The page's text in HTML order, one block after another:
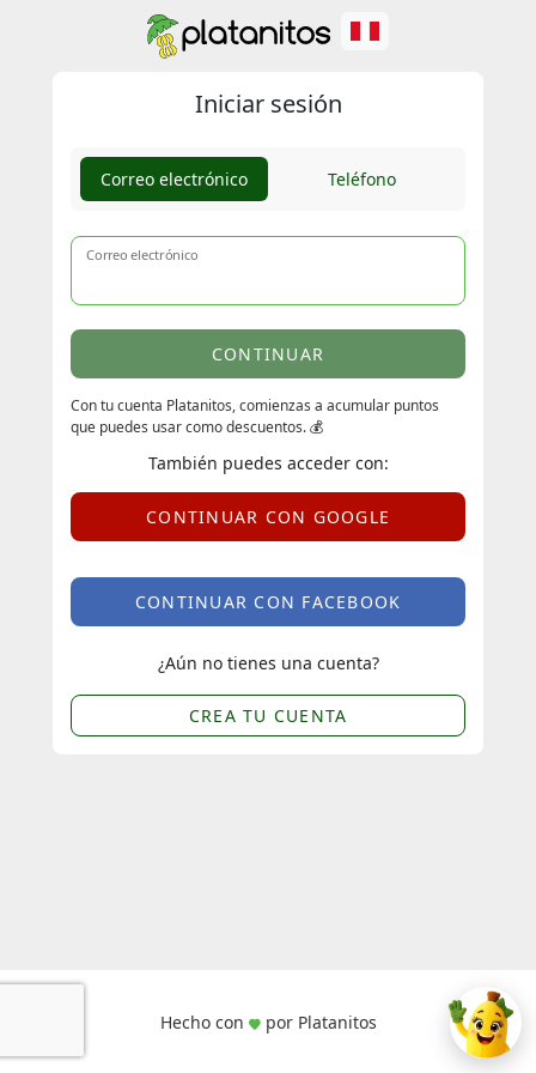
Iniciar sesión
Correo electrónico Teléfono
Correo electrónico
CONTINUAR
Con tu cuenta Platanitos, comienzas a acumular puntos
que puedes usar como descuentos. 💰
También puedes acceder con:
CONTINUAR CON GOOGLE
CONTINUAR CON FACEBOOK
¿Aún no tienes una cuenta?
CREA TU CUENTA
Hecho con por Platanitos